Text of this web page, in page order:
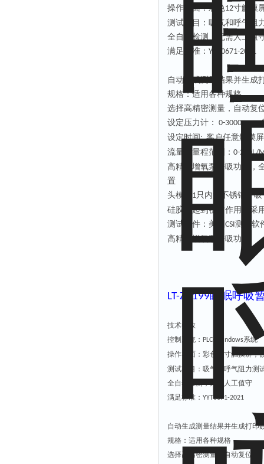
操作界面：彩色12寸触摸
测试项目： 吸气和呼气阻
全自动检测，无需人工值
满足标准： YYT0671-2021
自动生成测量 结果并生成
规格：适用各种规格
选择高精密测量，自动复
设定压力计 ： 0-3000pa，
设定时间:客户任意触摸屏
流量计量程范围： 0-200L/
高精度增氧泵呼吸功能，
置
头模： 1只内置不锈钢呼
硅胶泥起到密封作用，
采
测试软件：美国 CSI测试软
高精度增氧泵呼吸功能
LT-ZH199睡眠呼吸
技术参数
控制系统： PLC+Windows系统
操作界面：彩色
寸触摸屏，
测试项目： 吸气和呼气阻力测
全自动检测，无需人工值守
满足标准： YYT0671-2021
自动生成测量结果并生成打印
规格： 适用各种规格
选择高
精密测量，自动复位